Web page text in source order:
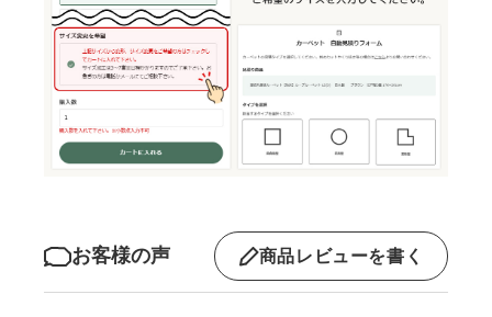
お客様の声 商品レビューを書く